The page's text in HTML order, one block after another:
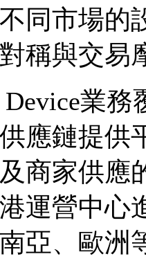
同市場的
稱與交易
業務
應鏈提供
商家供應
運營中心
亞、歐洲